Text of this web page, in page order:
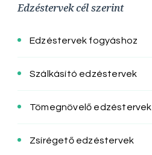
Edzéstervek cél szerint
Edzéstervek fogyáshoz
Szálkásító edzéstervek
Tömegnövelő edzéstervek
Zsírégető edzéstervek